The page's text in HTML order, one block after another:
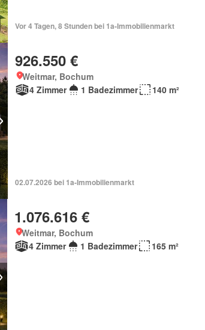
Vor 4 Tagen, 8 Stunden bei 1a-Immobilienmarkt
926.550 €
Weitmar, Bochum
4 Zimmer
1 Badezimmer 140 m²
02.07.2026 bei 1a-Immobilienmarkt
1.076.616 €
Weitmar, Bochum
4 Zimmer
1 Badezimmer 165 m²